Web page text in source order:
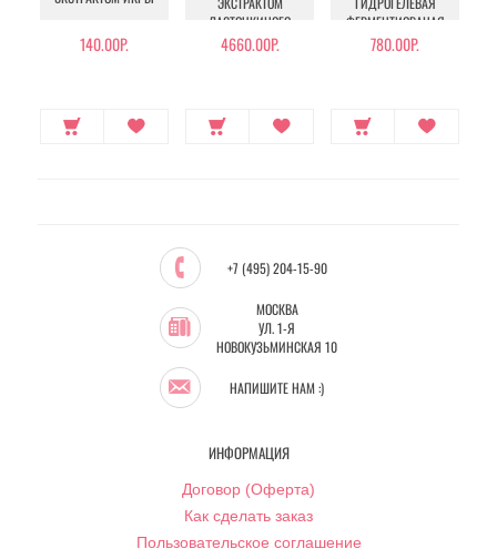
140.00Р.
ЛАСТОЧКИНОГО
ГНЕЗДА И 24К ЗОЛОТА
4660.00Р.
ФЕРМЕНТИОВАНАЯ
780.00Р.
+7 (495) 204-15-90
МОСКВА
УЛ. 1-Я
НОВОКУЗЬМИНСКАЯ 10
НАПИШИТЕ НАМ :)
ИНФОРМАЦИЯ
Договор (Оферта)
Как сделать заказ
Пользовательское соглашение